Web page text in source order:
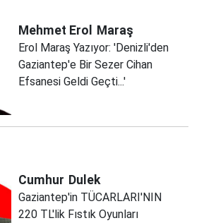
Mehmet Erol Maraş
Erol Maraş Yazıyor: 'Denizli'den
Gaziantep'e Bir Sezer Cihan
Efsanesi Geldi Geçti...'
Cumhur Dulek
Gaziantep'in TÜCARLARI'NIN
220 TL'lik Fıstık Oyunları